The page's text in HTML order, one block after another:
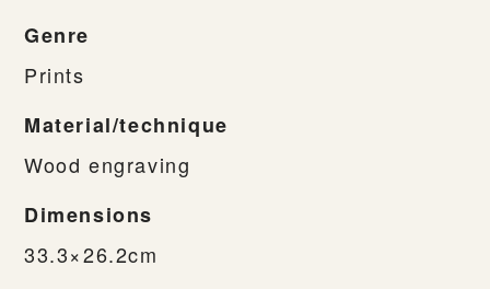
Genre
Prints
Material/technique
Wood engraving
Dimensions
33.3×26.2cm